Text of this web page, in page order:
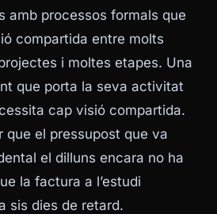
amb processos formals que
compartida entre molts
i moltes etapes. Una
que porta la seva activitat
cap visió compartida.
que el pressupost que va
el dilluns encara no ha
la factura a l’estudi
sis dies de retard.